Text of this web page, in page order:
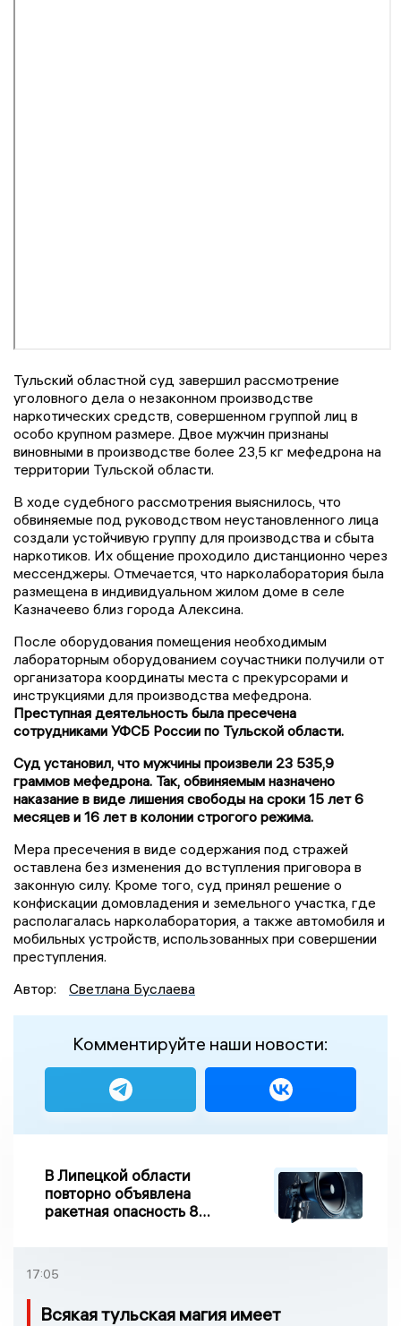
Тульский областной суд завершил рассмотрение
уголовного дела о незаконном производстве
наркотических средств, совершенном группой лиц в
особо крупном размере. Двое мужчин признаны
виновными в производстве более 23,5 кг мефедрона на
территории Тульской области.
В ходе судебного рассмотрения выяснилось, что
обвиняемые под руководством неустановленного лица
создали устойчивую группу для производства и сбыта
наркотиков. Их общение проходило дистанционно через
мессенджеры. Отмечается, что нарколаборатория была
размещена в индивидуальном жилом доме в селе
Казначеево близ города Алексина.
После оборудования помещения необходимым
лабораторным оборудованием соучастники получили от
организатора координаты места с прекурсорами и
инструкциями для производства мефедрона.
Преступная деятельность была пресечена
сотрудниками УФСБ России по Тульской области.
Суд установил, что мужчины произвели 23 535,9
граммов мефедрона. Так, обвиняемым назначено
наказание в виде лишения свободы на сроки 15 лет 6
месяцев и 16 лет в колонии строгого режима.
Мера пресечения в виде содержания под стражей
оставлена без изменения до вступления приговора в
законную силу. Кроме того, суд принял решение о
конфискации домовладения и земельного участка, где
располагалась нарколаборатория, а также автомобиля и
мобильных устройств, использованных при совершении
преступления.
Автор:
Светлана Буслаева
Комментируйте наши новости:
В Липецкой области
повторно объявлена
ракетная опасность 8
17:05
Всякая тульская магия имеет